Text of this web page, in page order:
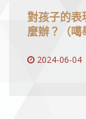
對孩子的表
麼辦？（噶
2024-06-04